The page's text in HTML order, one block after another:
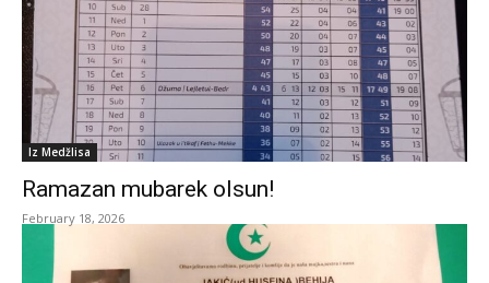
Iz Medžlisa
Ramazan mubarek olsun!
February 18, 2026